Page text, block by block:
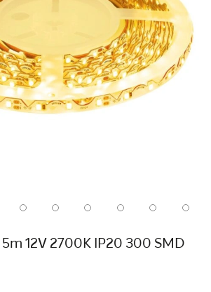
12V 2700K IP20 300 SMD